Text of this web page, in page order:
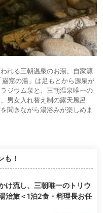
れる三朝温泉のお湯。自家源
窟の湯」は足もとから源泉が
ジウム泉と、三朝温泉唯一の
男女入れ替え制の露天風呂
聞きながら湯浴みが楽しめま
も！
け流し、三朝唯一のトリウ
治旅＜1泊2食・料理長お任